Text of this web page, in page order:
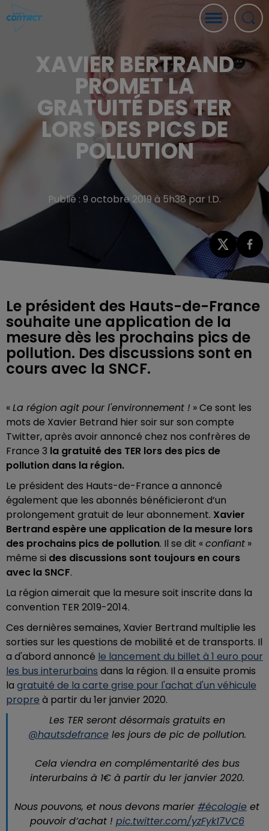
XAVIER BERTRAND
PROMET LA
GRATUITÉ DES TER
LORS DES PICS DE
POLLUTION
Publié : 9 octobre 2019 à 5h38 par I.D.
Le président des Hauts-de-France
souhaite une application de la
mesure dès les prochains pics de
pollution. Des discussions sont en
cours avec la SNCF.
«La région agit pour l'environnement ! » Ce sont les
mots de Xavier Betrand hier soir sur son compte
Twitter, après avoir annoncé chez nos confrères de
France 3 la gratuité des TER lors des pics de
pollution dans la région.
Le président des Hauts-de-France a annoncé
également que les abonnés bénéficieront d’un
prolongement gratuit de leur abonnement. Xavier
Bertrand espère une application de la mesure lors
des prochains pics de pollution. Il se dit «confiant »
même si des discussions sont toujours en cours
avec la SNCF.
La région aimerait que la mesure soit inscrite dans la
convention TER 2019-2014.
Ces dernières semaines, Xavier Bertrand multiplie les
sorties sur les questions de mobilité et de transports. Il
a d'abord annoncé le lancement du billet à 1 euro pour
les bus interurbains dans la région. Il a ensuite promis
la gratuité de la carte grise pour l'achat d'un véhicule
propre à partir du 1er janvier 2020.
Les TER seront désormais gratuits en
@hautsdefranceles jours de pic de pollution.
Cela viendra en complémentarité des bus
interurbains à 1€ à partir du 1er janvier 2020.
Nous pouvons, et nous devons marier #écologie et
pouvoir d’achat ! pic.twitter.com/yzFyk17VC6